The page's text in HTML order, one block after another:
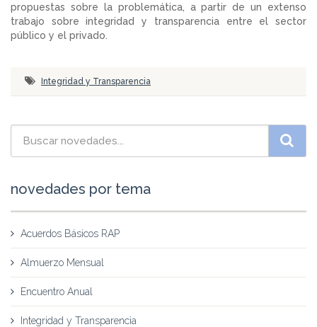
propuestas sobre la problemática, a partir de un extenso
trabajo sobre integridad y transparencia entre el sector
público y el privado.
Integridad y Transparencia
novedades por tema
Acuerdos Básicos RAP
Almuerzo Mensual
Encuentro Anual
Integridad y Transparencia